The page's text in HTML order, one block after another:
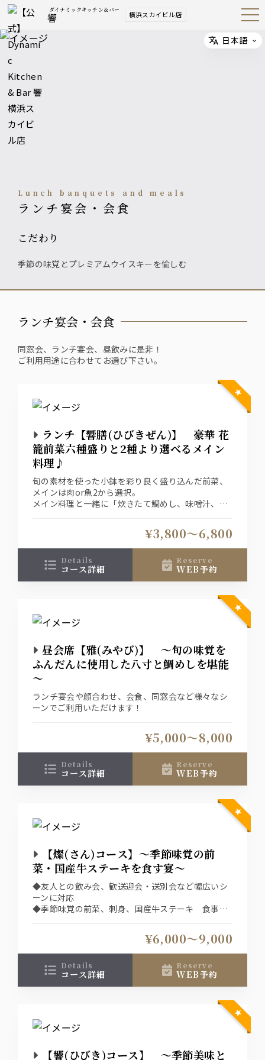
ダイナミックキッチン＆バー
響 横浜スカイビル店 Open
Navig
Lunch banquets and meals
ランチ宴会・会食
こだわり
季節の味覚とプレミアムウイスキーを愉しむ
ランチ宴会・会食
同窓会、ランチ宴会、昼飲みに是非！
ご利用用途に合わせてお選び下さい。
ランチ【響膳(ひびきぜん)】 豪華 花
籠前菜六種盛りと2種より選べるメイン
料理♪
旬の素材を使った小鉢を彩り良く盛り込んだ前菜、
メインは肉or魚2から選択。
メイン料理と一緒に「炊きたて鯛めし、味噌汁、漬
¥3,800〜6,800
details
コース詳細
reserve
WEB予約
昼会席【雅(みやび)】 ～旬の味覚を
ふんだんに使用した八寸と鯛めしを堪能
～
ランチ宴会や顔合わせ、会食、同窓会など様々なシ
ーンでご利用いただけます！
¥5,000〜8,000
details
コース詳細
reserve
WEB予約
【燦(さん)コース】～季節味覚の前
菜・国産牛ステーキを食す宴～
◆友人との飲み会、歓送迎会・送別会など幅広いシ
ーンに対応
◆季節味覚の前菜、刺身、国産牛ステーキ 食事は
間、コース)での空席を表示している為、表示された
席以外をご希望の場合は直接、お店へご連絡下さ
い。
¥6,000〜9,000
details
コース詳細
reserve
WEB予約
【響(ひびき)コース】 ～季節美味と
Select
日本語